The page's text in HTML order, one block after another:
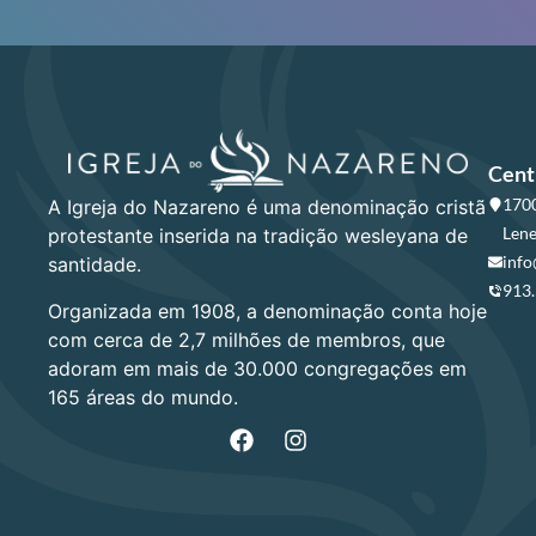
A Igreja do Nazareno é uma denominação cristã
protestante inserida na tradição wesleyana de
santidade.
Organizada em 1908, a denominação conta hoje
com cerca de 2,7 milhões de membros, que
adoram em mais de 30.000 congregações em
165 áreas do mundo.